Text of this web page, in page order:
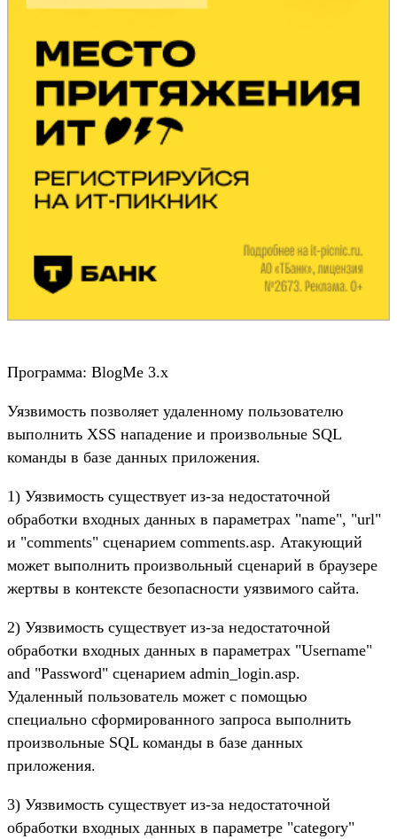
Программа: BlogMe 3.x
Уязвимость позволяет удаленному пользователю
выполнить XSS нападение и произвольные SQL
команды в базе данных приложения.
1) Уязвимость существует из-за недостаточной
обработки входных данных в параметрах "name", "url"
и "comments" сценарием comments.asp. Атакующий
может выполнить произвольный сценарий в браузере
жертвы в контексте безопасности уязвимого сайта.
2) Уязвимость существует из-за недостаточной
обработки входных данных в параметрах "Username"
and "Password" сценарием admin_login.asp.
Удаленный пользователь может с помощью
специально сформированного запроса выполнить
произвольные SQL команды в базе данных
приложения.
3) Уязвимость существует из-за недостаточной
обработки входных данных в параметре "category"